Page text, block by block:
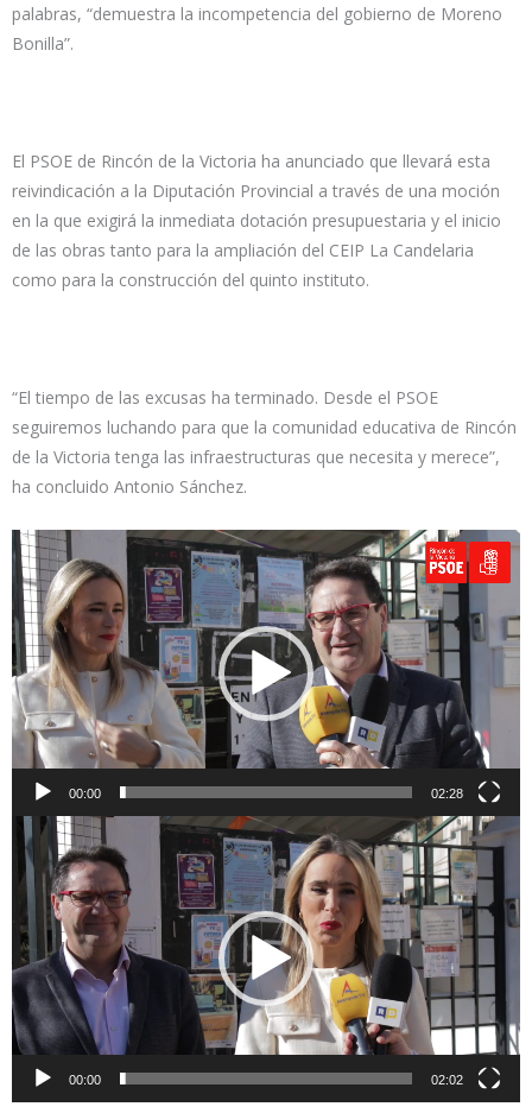
palabras, “demuestra la incompetencia del gobierno de Moreno
Bonilla”.
El PSOE de Rincón de la Victoria ha anunciado que llevará esta
reivindicación a la Diputación Provincial a través de una moción
en la que exigirá la inmediata dotación presupuestaria y el inicio
de las obras tanto para la ampliación del CEIP La Candelaria
como para la construcción del quinto instituto.
“El tiempo de las excusas ha terminado. Desde el PSOE
seguiremos luchando para que la comunidad educativa de Rincón
de la Victoria tenga las infraestructuras que necesita y merece”,
ha concluido Antonio Sánchez.
Reproductor
de
vídeo
00:00 02:28
Reproductor
de
vídeo
00:00 02:02